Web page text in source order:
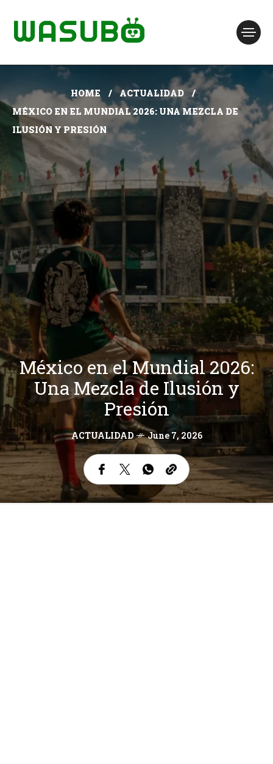
HOME
ACTUALIDAD
MÉXICO EN EL MUNDIAL 2026: UNA MEZCLA DE
ILUSIÓN Y PRESIÓN
México en el Mundial 2026:
Una Mezcla de Ilusión y
Presión
ACTUALIDAD June 7, 2026